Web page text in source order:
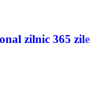
zilnic 365 zile